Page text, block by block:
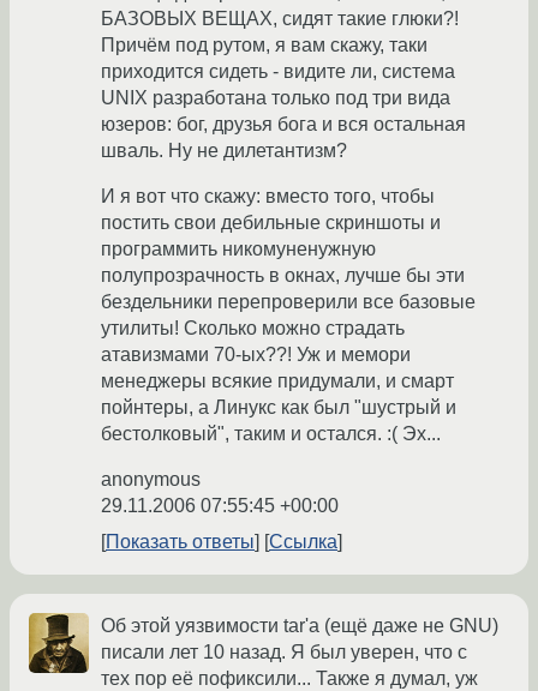
БАЗОВЫХ ВЕЩАХ, сидят такие глюки?!
Причём под рутом, я вам скажу, таки
приходится сидеть - видите ли, система
UNIX разработана только под три вида
юзеров: бог, друзья бога и вся остальная
шваль. Ну не дилетантизм?
И я вот что скажу: вместо того, чтобы
постить свои дебильные скриншоты и
программить никомуненужную
полупрозрачность в окнах, лучше бы эти
бездельники перепроверили все базовые
утилиты! Сколько можно страдать
атавизмами 70-ых??! Уж и мемори
менеджеры всякие придумали, и смарт
пойнтеры, а Линукс как был "шустрый и
бестолковый", таким и остался. :( Эх...
anonymous
29.11.2006 07:55:45 +00:00
Показать ответы
Ссылка
Об этой уязвимости tar'a (ещё даже не GNU)
писали лет 10 назад. Я был уверен, что с
тех пор её пофиксили... Также я думал, уж